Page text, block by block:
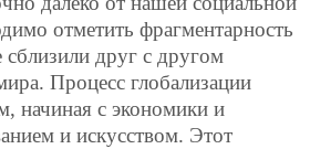
отметить фрагментарность
сблизили друг с другом
Процесс глобализации
начиная с экономики и
и искусством. Этот